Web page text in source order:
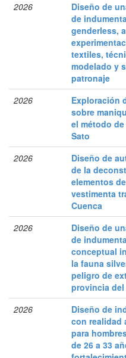
2026
Diseño de
de
genderless,
textiles,
modelado y
patronaje
2026
Exploración
sobre
el método
Sato
2026
Diseño de
de la
elementos
vestimenta
Cuenca
2026
Diseño de
de
conceptual
la fauna
peligro de
provincia del
2026
Diseño de
con realidad
para
de 26 a 33